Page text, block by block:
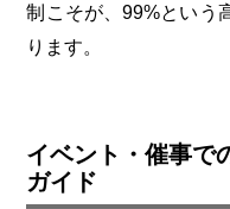
制こそが、99%という
ります。
イベント・催事で
ガイド